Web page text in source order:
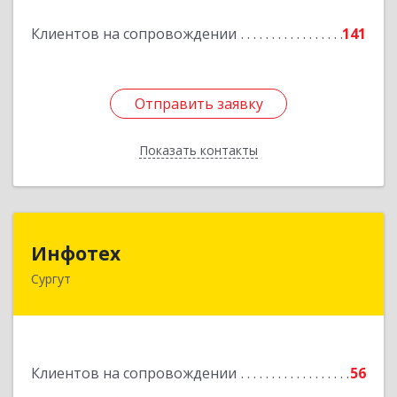
Клиентов на сопровождении 141
Отправить заявку
Показать контакты
Подробнее
Отправить заявку
Назад
Инфотех
Сургут
Клиентов на сопровождении
56
628400, Ханты-Мансийский Автономный округ